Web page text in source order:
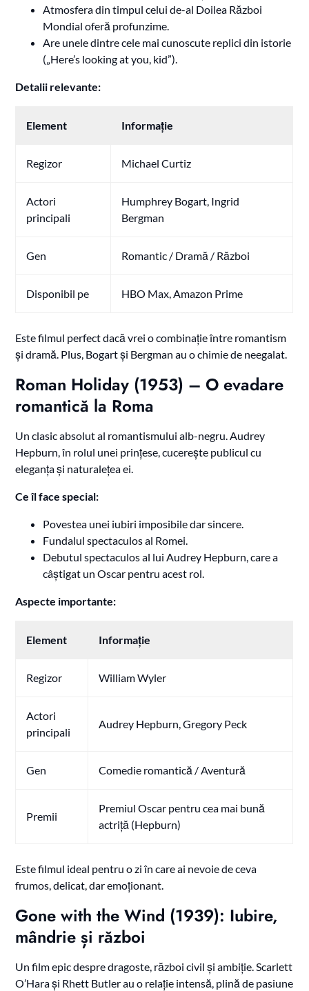
Atmosfera din timpul celui de-al Doilea Război
Mondial oferă profunzime.
Are unele dintre cele mai cunoscute replici din istorie
(„Here’s looking at you, kid”).
Detalii relevante:
Element Informație
Regizor Michael Curtiz
Actori
principali
Humphrey Bogart, Ingrid
Bergman
Gen Romantic / Dramă / Război
Disponibil pe HBO Max, Amazon Prime
Este filmul perfect dacă vrei o combinație între romantism
și dramă. Plus, Bogart și Bergman au o chimie de neegalat.
Roman Holiday (1953) – O evadare
romantică la Roma
Un clasic absolut al romantismului alb-negru. Audrey
Hepburn, în rolul unei prințese, cucerește publicul cu
eleganța și naturalețea ei.
Ce îl face special:
Povestea unei iubiri imposibile dar sincere.
Fundalul spectaculos al Romei.
Debutul spectaculos al lui Audrey Hepburn, care a
câștigat un Oscar pentru acest rol.
Aspecte importante:
Element Informație
Regizor William Wyler
Actori
principali
Audrey Hepburn, Gregory Peck
Gen Comedie romantică / Aventură
Premii
Premiul Oscar pentru cea mai bună
actriță (Hepburn)
Este filmul ideal pentru o zi în care ai nevoie de ceva
frumos, delicat, dar emoționant.
Gone with the Wind (1939): Iubire,
mândrie și război
Un film epic despre dragoste, război civil și ambiție. Scarlett
O’Hara și Rhett Butler au o relație intensă, plină de pasiune